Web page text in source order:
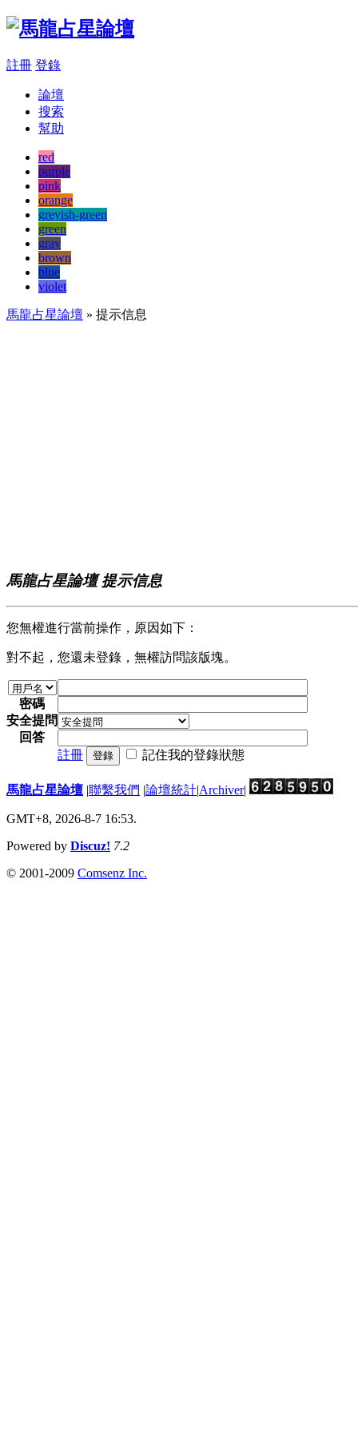
註冊 登錄
論壇
搜索
幫助
red
purple
pink
orange
greyish-green
green
gray
brown
blue
violet
馬龍占星論壇 » 提示信息
馬龍占星論壇 提示信息
您無權進行當前操作，原因如下：
對不起，您還未登錄，無權訪問該版塊。
密碼
安全提問
回答
註冊
登錄 記住我的登錄狀態
馬龍占星論壇 |聯繫我們 |論壇統計|Archiver|
GMT+8, 2026-8-7 16:53.
Powered by Discuz! 7.2
© 2001-2009 Comsenz Inc.